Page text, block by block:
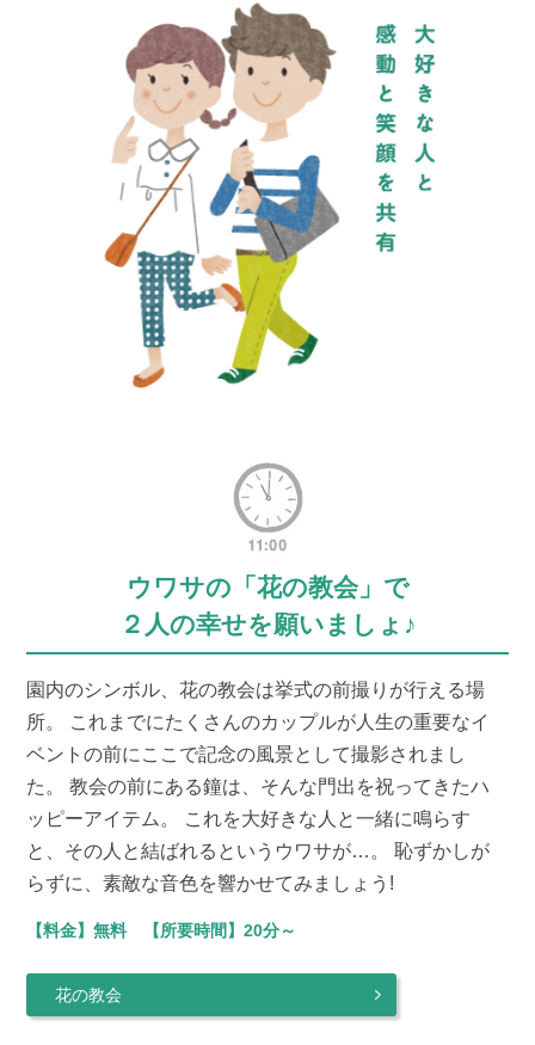
ウワサの「花の教会」で
２人の幸せを願いましょ♪
園内のシンボル、花の教会は挙式の前撮りが行える場
所。 これまでにたくさんのカップルが人生の重要なイ
ベントの前にここで記念の風景として撮影されまし
た。 教会の前にある鐘は、そんな門出を祝ってきたハ
ッピーアイテム。 これを大好きな人と一緒に鳴らす
と、その人と結ばれるというウワサが…。 恥ずかしが
らずに、素敵な音色を響かせてみましょう!
【料金】無料 【所要時間】20分～
花の教会